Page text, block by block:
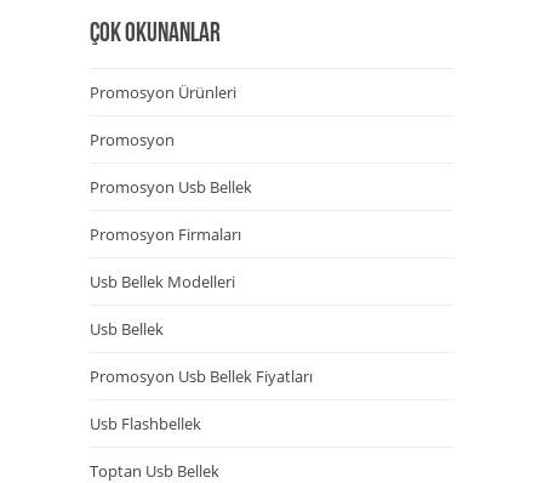
ÇOK OKUNANLAR
Promosyon Ürünleri
Promosyon
Promosyon Usb Bellek
Promosyon Firmaları
Usb Bellek Modelleri
Usb Bellek
Promosyon Usb Bellek Fiyatları
Usb Flashbellek
Toptan Usb Bellek